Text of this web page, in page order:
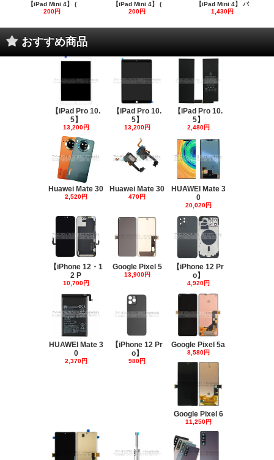
【iPad Mini 4】 (
200円
【iPad Mini 4】 (
200円
【iPad Mini 4】 バ
1,430円
おすすめ商品
【iPad Pro 10.
5】
13,200円
【iPad Pro 10.
5】
13,200円
【iPad Pro 10.
5】
2,480円
Huawei Mate 30
2,520円
Huawei Mate 30
470円
HUAWEI Mate 3
0
20,020円
【iPhone 12・1
2 P
10,700円
Google Pixel 5
13,900円
【iPhone 12 Pr
o】
4,920円
HUAWEI Mate 3
0
2,370円
【iPhone 12 Pr
o】
980円
Google Pixel 5a
8,580円
Google Pixel 6
11,250円